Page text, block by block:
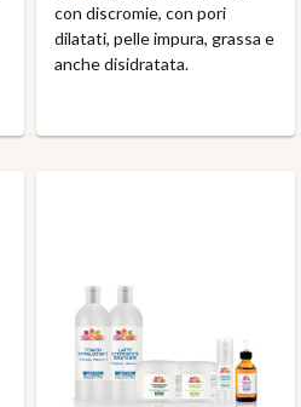
con discromie, con pori
dilatati, pelle impura, grassa e
anche disidratata.